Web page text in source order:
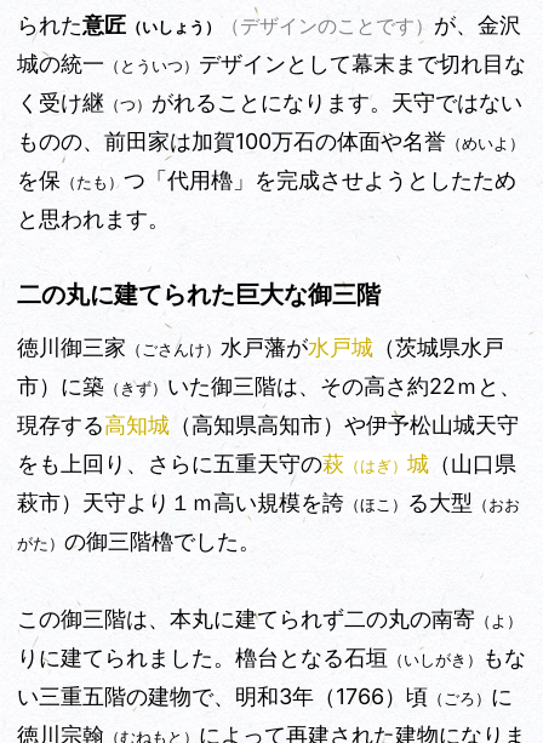
られた意匠 （いしょう） （デザインのことです） が、金沢
城の統一 （とういつ） デザインとして幕末まで切れ目な
く受け継 （つ） がれることになります。天守ではない
ものの、前田家は加賀100万石の体面や名誉 （めいよ）
を保 （たも） つ「代用櫓」を完成させようとしたため
と思われます。
二の丸に建てられた巨大な御三階
徳川御三家 （ごさんけ） 水戸藩が水戸城 （茨城県水戸
市）に築 （きず） いた御三階は、その高さ約22ｍと、
現存する高知城 （高知県高知市）や伊予松山城天守
をも上回り、さらに五重天守の萩 （はぎ） 城 （山口県
萩市）天守より１ｍ高い規模を誇 （ほこ） る大型
（おお
がた） の御三階櫓でした。
この御三階は、本丸に建てられず二の丸の南寄 （よ）
りに建てられました。櫓台となる石垣 （いしがき）
もな
い三重五階の建物で、明和3年（1766）頃 （ごろ） に
徳川宗翰 （むねもと） によって再建された建物になりま